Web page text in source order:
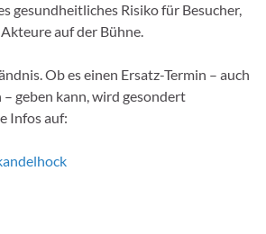
gesundheitliches Risiko für Besucher,
auf der Bühne.
Ob es einen Ersatz-Termin – auch
geben kann, wird gesondert
Infos auf: